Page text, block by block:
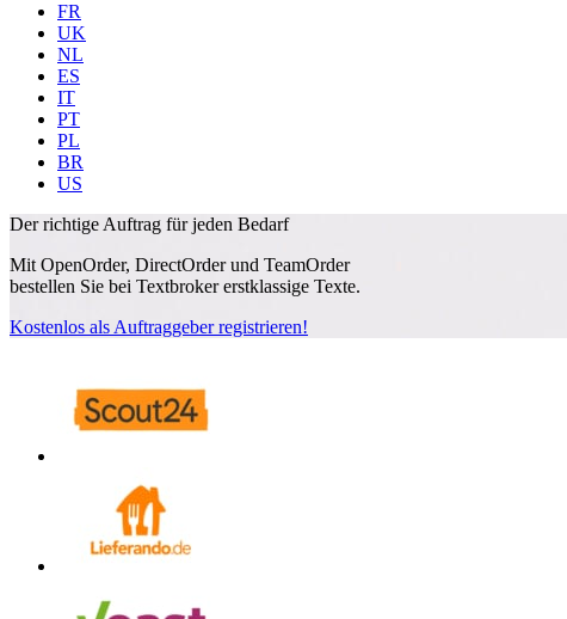
FR
UK
NL
ES
IT
PT
PL
BR
US
Der richtige Auftrag für jeden Bedarf
Mit OpenOrder, DirectOrder und TeamOrder
bestellen Sie bei Textbroker erstklassige Texte.
Kostenlos als Auftraggeber registrieren!